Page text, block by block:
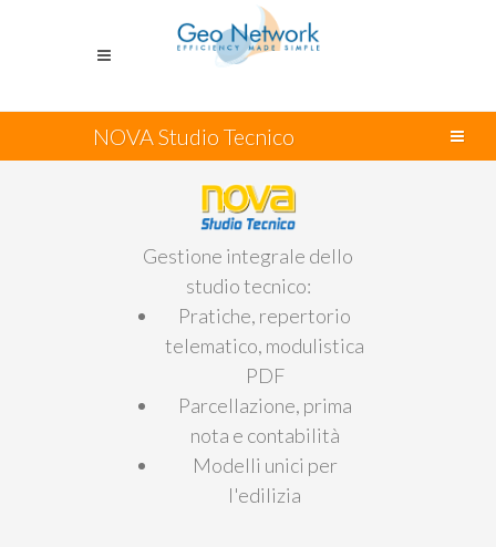
NOVA Studio Tecnico
Gestione integrale dello
studio tecnico:
Pratiche, repertorio
telematico, modulistica
PDF
Parcellazione, prima
nota e contabilità
Modelli unici per
l'edilizia